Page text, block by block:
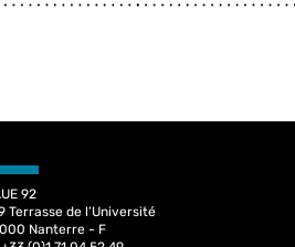
92
Terrasse de l’Université
Nanterre - F